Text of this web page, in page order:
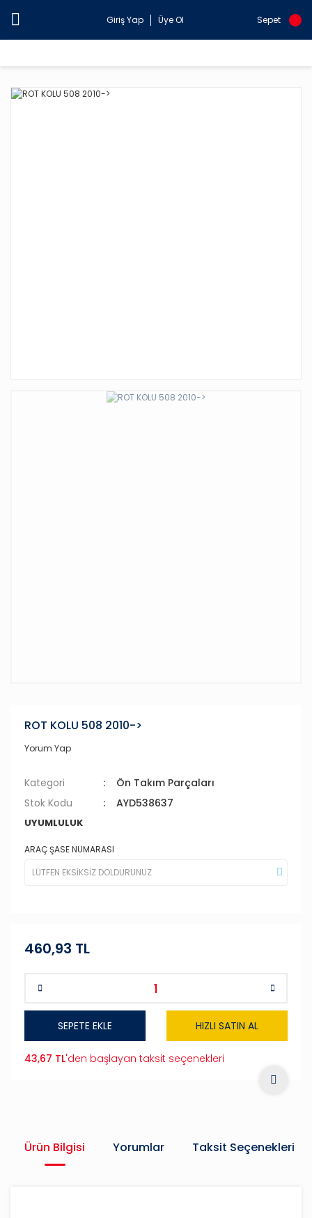
Giriş Yap Üye Ol Sepet
ROT KOLU 508 2010->
Yorum Yap
Kategori
Ön Takım Parçaları
Stok Kodu
AYD538637
UYUMLULUK
ARAÇ ŞASE NUMARASI
460,93 TL
SEPETE EKLE HIZLI SATIN AL
43,67 TL'den başlayan taksit seçenekleri
Ürün Bilgisi Yorumlar Taksit Seçenekleri